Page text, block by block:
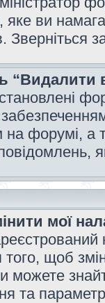
яке ви
Зверніться
“Видалити
форумі, а
мої
щоб
можете
та